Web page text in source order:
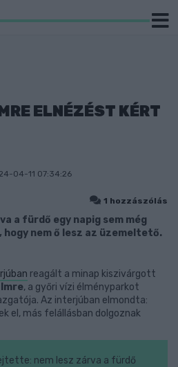
ELNÉZÉST KÉRT
04-11 07:34:26
1 hozzászólás
a fürdő egy napig sem még
hogy nem ő lesz az üzemeltető.
reagált a minap kiszivárgott
, a győri vízi élményparkot
Az interjúban elmondta:
el, más felállásban dolgoznak
nem lesz zárva a fürdő